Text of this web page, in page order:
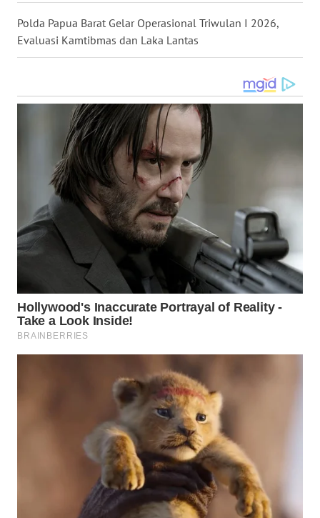
Polda Papua Barat Gelar Operasional Triwulan I 2026,
Evaluasi Kamtibmas dan Laka Lantas
WN
KALTARA
KALSEL
WN
SULSEL
WN
GORONTALO
WN
SULUT
MALUKU